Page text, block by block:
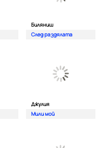
Биляниш
След раздялата
Джулия
Мили мой